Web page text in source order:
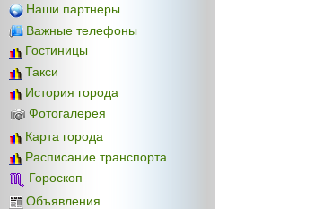
Наши партнеры
Важные телефоны
Гостиницы
Такси
История города
Фотогалерея
Карта города
Расписание транспорта
Гороскоп
Объявления